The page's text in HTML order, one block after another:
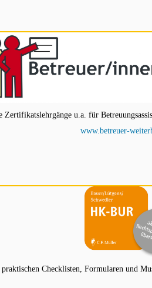
Zertifikatslehrgänge u.a. für
www.betreuer-
Checklisten, Formularen und